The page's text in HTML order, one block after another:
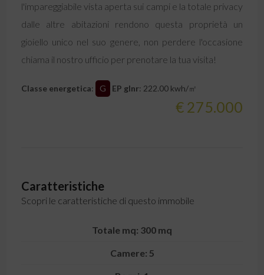
l'impareggiabile vista aperta sui campi e la totale privacy
dalle altre abitazioni rendono questa proprietà un
gioiello unico nel suo genere, non perdere l'occasione
chiama il nostro ufficio per prenotare la tua visita!
Classe energetica: G EP glnr: 222.00 kwh/㎡
€ 275.000
Caratteristiche
Scopri le caratteristiche di questo immobile
Totale mq: 300 mq
Camere: 5